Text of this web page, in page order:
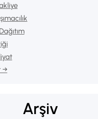
→
Arşiv